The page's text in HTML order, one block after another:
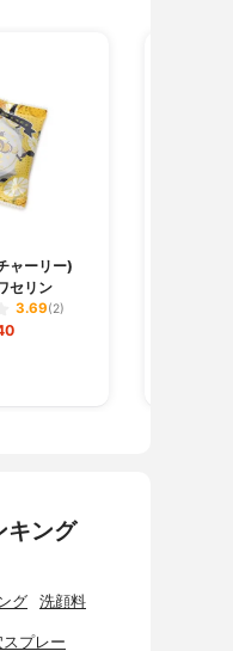
ャーリー)
セリン
3.69(2)
キング
グ 洗顔料
スプレー